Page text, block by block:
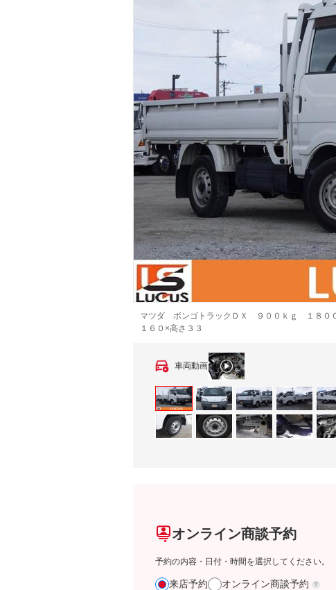
マツダ ボンゴトラックＤＸ ９００ｋｇ １８０
１６０×高さ３３
車両動画
オンライン商談予約
予約の内容・日付・時間を選択してください。
来店予約 オンライン商談予約